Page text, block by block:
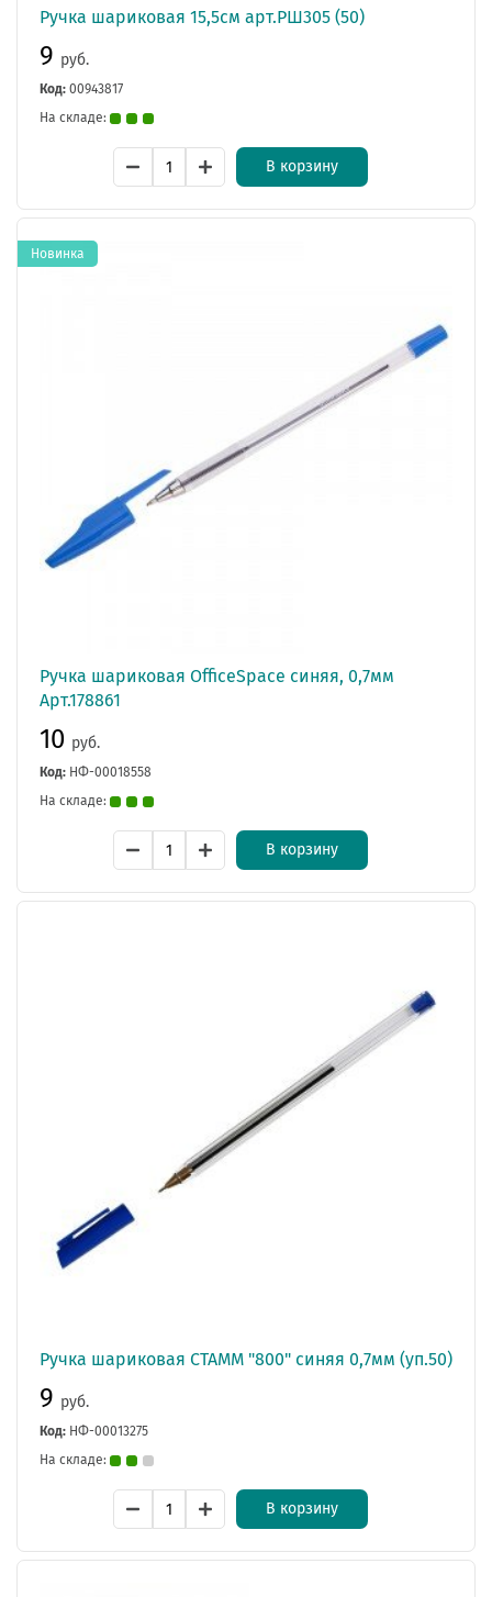
Ручка шариковая 15,5см арт.РШ305 (50)
9 руб.
Код: 00943817
На складе:
В корзину
Ручка шариковая OfficeSpace синяя, 0,7мм
Арт.178861
10 руб.
Код: НФ-00018558
На складе:
Новинка
В корзину
Ручка шариковая СТАММ "800" синяя 0,7мм (уп.50)
9 руб.
Код: НФ-00013275
На складе:
В корзину